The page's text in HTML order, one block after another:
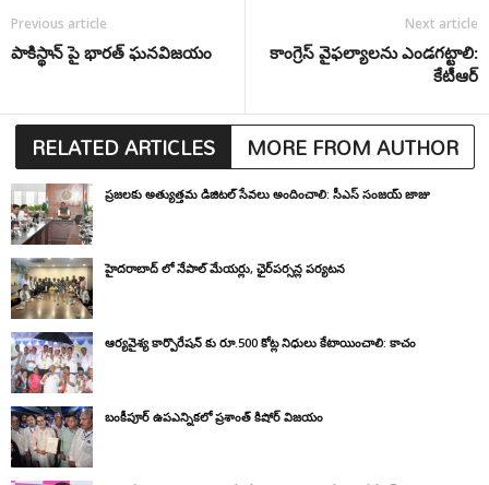
Previous article
పాకిస్థాన్ పై భారత్ ఘనవిజయం
Next article
కాంగ్రెస్ వైఫల్యాలను ఎండగట్టాలి:
కేటీఆర్
RELATED ARTICLES MORE FROM AUTHOR
ప్రజలకు అత్యుత్తమ డిజిటల్ సేవలు అందించాలి: సీఎస్ సంజయ్ జాజు
హైదరాబాద్ లో నేపాల్ మేయర్లు, ఛైర్‌పర్సన్ల పర్యటన
ఆర్యవైశ్య కార్పొరేషన్ కు రూ.500 కోట్ల నిధులు కేటాయించాలి: కాచం
బంకీపూర్ ఉపఎన్నికలో ప్రశాంత్ కిషోర్ విజయం